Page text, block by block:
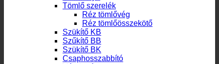
Tömlő szerelék
Réz tömlővég
Réz tömlőösszekötő
Szükítő KB
Szűkítő BB
Szükítő BK
Csaphosszabbító